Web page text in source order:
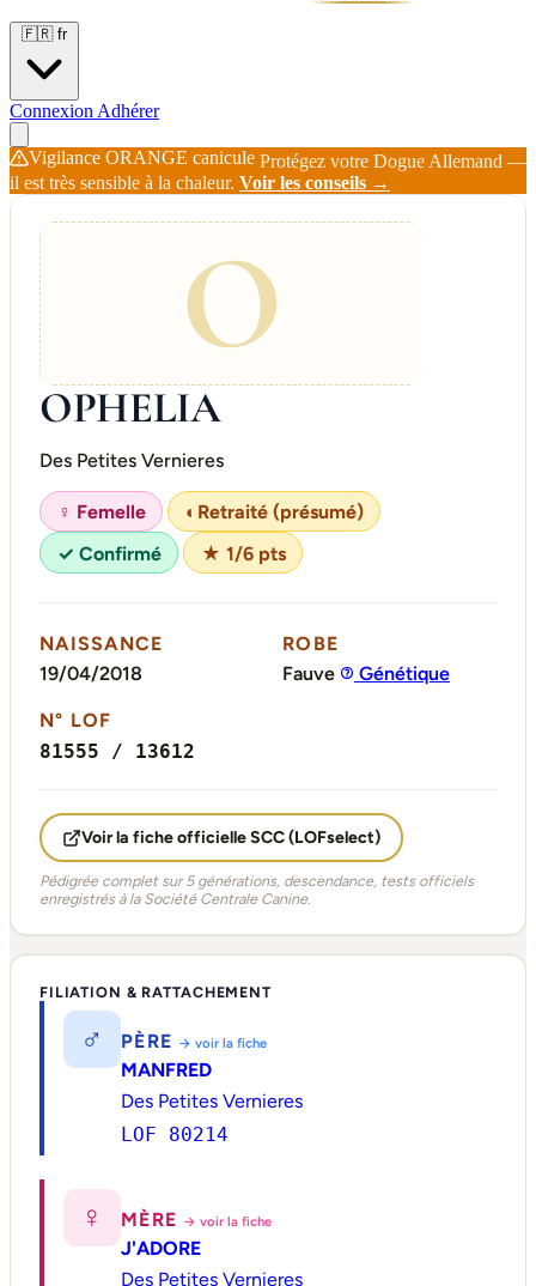
🇫🇷 fr
Connexion Adhérer
Vigilance ORANGE canicule Protégez votre Dogue Allemand —
il est très sensible à la chaleur. Voir les conseils →
O
OPHELIA
Des Petites Vernieres
♀ Femelle ◐ Retraité (présumé)
✓ Confirmé
★ 1/6 pts
NAISSANCE
19/04/2018
ROBE
Fauve
Génétique
N° LOF
81555 / 13612
Voir la fiche officielle SCC (LOFselect)
Pédigrée complet sur 5 générations, descendance, tests officiels
enregistrés à la Société Centrale Canine.
FILIATION & RATTACHEMENT
♂ PÈRE → voir la fiche
MANFRED
Des Petites Vernieres
LOF 80214
♀ MÈRE → voir la fiche
J'ADORE
Des Petites Vernieres